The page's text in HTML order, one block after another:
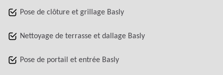
Pose de clôture et grillage Basly
Nettoyage de terrasse et dallage Basly
Pose de portail et entrée Basly